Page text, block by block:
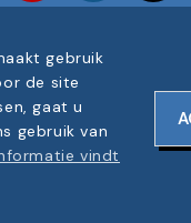
FOOTBALL AMERICA
06354287
DOOR
gebruik
de site
gaat u
gebruik van
vindt